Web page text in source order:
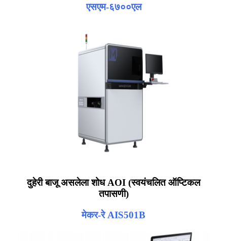
एसएम-६७००एल
दुहेरी बाजू असलेला शोध AOI (स्वयंचलित ऑप्टिकल
तपासणी)
मेकर-रे AIS501B